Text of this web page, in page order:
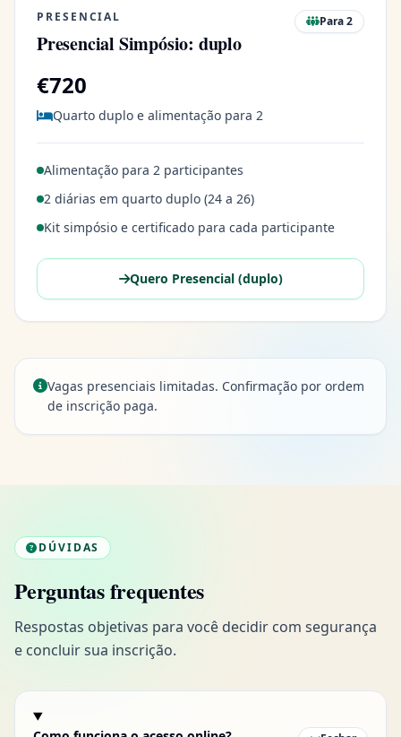
PRESENCIAL
Presencial Simpósio: duplo
Para 2
€720
Quarto duplo e alimentação para 2
Alimentação para 2 participantes
2 diárias em quarto duplo (24 a 26)
Kit simpósio e certificado para cada participante
Quero Presencial (duplo)
Vagas presenciais limitadas. Confirmação por ordem
de inscrição paga.
DÚVIDAS
Perguntas frequentes
Respostas objetivas para você decidir com segurança
e concluir sua inscrição.